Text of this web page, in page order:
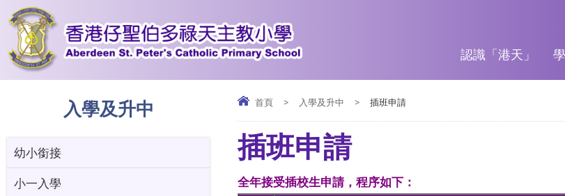
認識「港天」
首頁 > 入學及升中 > 插班申請
插班申請
全年接受插校生申請，程序如下：
入學及升中
幼小銜接
小一入學